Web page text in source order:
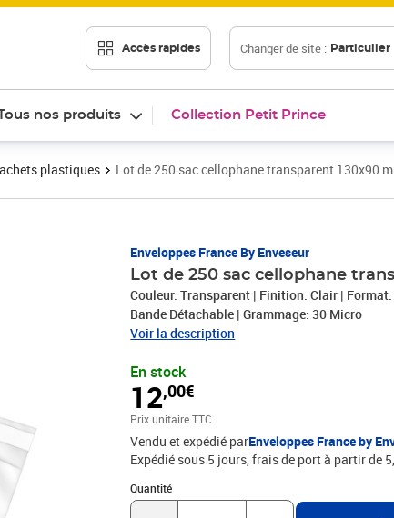
Accès rapides Changer de site : Particulier
nos produits Collection Petit Prince
plastiques Lot de 250 sac cellophane transparent 130x90
Enveloppes France By Enveseur
Lot de 250 sac cellophane
Couleur: Transparent | Finition: Clair |
Bande Détachable | Grammage: 30 Micro
Voir la description
En stock
12,00€
Prix 12,00€
Prix unitaire TTC
Vendu et expédié parEnveloppes France by
Expédié sous 5 jours, frais de port à partir de
Quantité
Quantité : 1